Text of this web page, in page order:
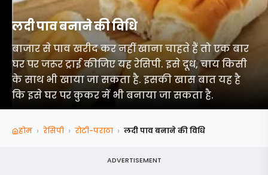
लदी पाव बनाने की विधि
बाजार से पाव खरीद कर नहीं खाना चाहते हैं तो एक बार
घर पर जरूर ट्राई कीजिए यह रेसिपी. इसे दूध, चाय किसी
के साथ भी खाया जा सकता है. इसकी खास बात यह है
कि इसे घर पर कुकर में भी बनाया जा सकता है.
होम › रेसिपी › रोटी-पराठा › लदी पाव बनाने की विधि
ADVERTISEMENT